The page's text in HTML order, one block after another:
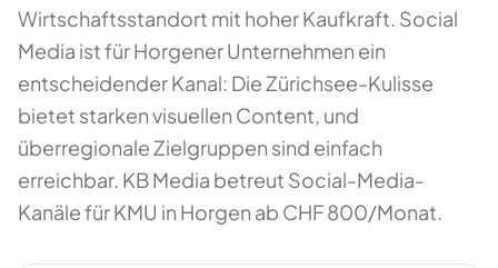
Wirtschaftsstandort mit hoher Kaufkraft. Social
Media ist für Horgener Unternehmen ein
entscheidender Kanal: Die Zürichsee-Kulisse
bietet starken visuellen Content, und
überregionale Zielgruppen sind einfach
erreichbar. KB Media betreut Social-Media-
Kanäle für KMU in Horgen ab CHF 800/Monat.